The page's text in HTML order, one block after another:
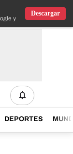
y IOS
Descargar
DEPORTES